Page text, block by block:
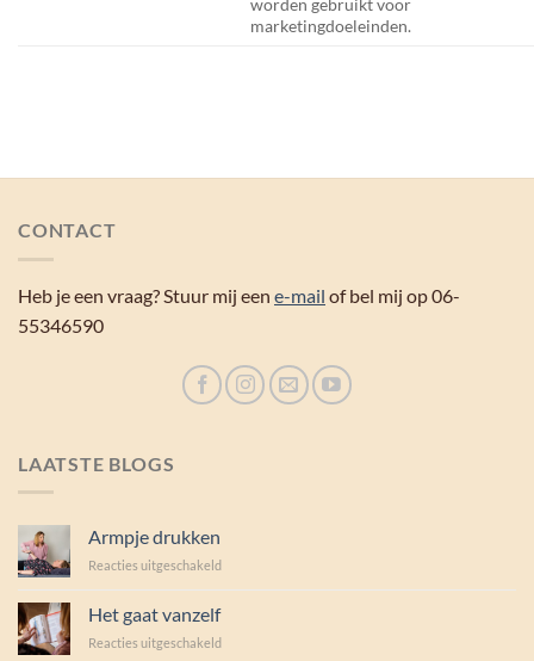
marketingdoeleinden.
CONTACT
Heb je een vraag? Stuur mij een e-mail of bel mij op 06-
55346590
LAATSTE BLOGS
Armpje drukken
Reacties uitgeschakeldvoor
Het gaat vanzelf
Reacties uitgeschakeldvoor